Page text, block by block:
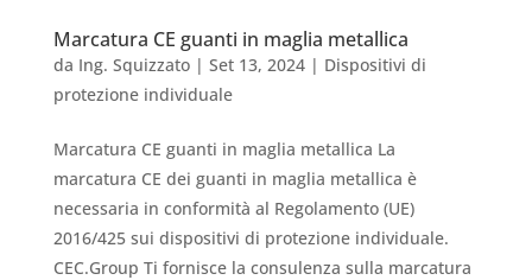
Marcatura CE guanti in maglia metallica
da Ing. Squizzato| Set 13, 2024| Dispositivi di
protezione individuale
Marcatura CE guanti in maglia metallica La
marcatura CE dei guanti in maglia metallica è
necessaria in conformità al Regolamento (UE)
2016/425 sui dispositivi di protezione individuale.
CEC.Group Ti fornisce la consulenza sulla marcatura